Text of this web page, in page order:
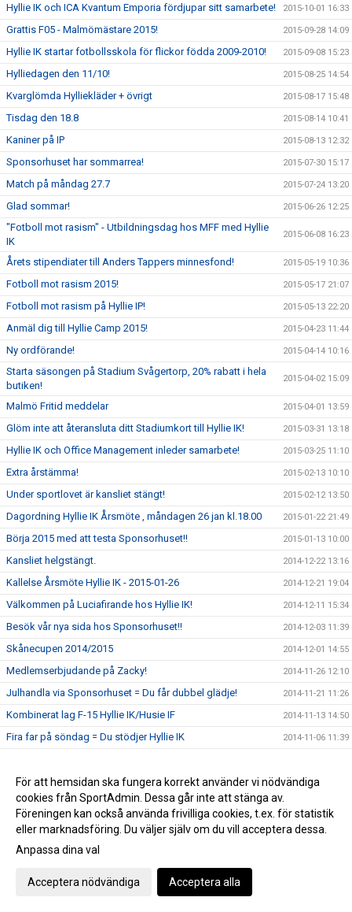
Hyllie IK och ICA Kvantum Emporia fördjupar sitt samarbete! 2015-10-01 16:33
Grattis F05 - Malmömästare 2015! 2015-09-28 14:09
Hyllie IK startar fotbollsskola för flickor födda 2009-2010! 2015-09-08 15:23
Hylliedagen den 11/10! 2015-08-25 14:54
Kvarglömda Hylliekläder + övrigt 2015-08-17 15:48
Tisdag den 18.8 2015-08-14 10:41
Kaniner på IP 2015-08-13 12:32
Sponsorhuset har sommarrea! 2015-07-30 15:17
Match på måndag 27.7 2015-07-24 13:20
Glad sommar! 2015-06-26 12:25
"Fotboll mot rasism" - Utbildningsdag hos MFF med Hyllie
IK
2015-06-08 16:23
Årets stipendiater till Anders Tappers minnesfond! 2015-05-19 10:36
Fotboll mot rasism 2015! 2015-05-17 21:07
Fotboll mot rasism på Hyllie IP! 2015-05-13 22:20
Anmäl dig till Hyllie Camp 2015! 2015-04-23 11:44
Ny ordförande! 2015-04-14 10:16
Starta säsongen på Stadium Svågertorp, 20% rabatt i hela
butiken!
2015-04-02 15:09
Malmö Fritid meddelar 2015-04-01 13:59
Glöm inte att återansluta ditt Stadiumkort till Hyllie IK! 2015-03-31 13:18
Hyllie IK och Office Management inleder samarbete! 2015-03-25 11:10
Extra årstämma! 2015-02-13 10:10
Under sportlovet är kansliet stängt! 2015-02-12 13:50
Dagordning Hyllie IK Årsmöte , måndagen 26 jan kl.18.00 2015-01-22 21:49
Börja 2015 med att testa Sponsorhuset!! 2015-01-13 10:00
Kansliet helgstängt. 2014-12-22 13:16
Kallelse Årsmöte Hyllie IK - 2015-01-26 2014-12-21 19:04
Välkommen på Luciafirande hos Hyllie IK! 2014-12-11 15:34
Besök vår nya sida hos Sponsorhuset!! 2014-12-03 11:39
Skånecupen 2014/2015 2014-12-01 14:55
Medlemserbjudande på Zacky! 2014-11-26 12:10
Julhandla via Sponsorhuset = Du får dubbel glädje! 2014-11-21 11:26
Kombinerat lag F-15 Hyllie IK/Husie IF 2014-11-13 14:50
Fira far på söndag = Du stödjer Hyllie IK 2014-11-06 11:39
Höstlov! 2014-10-28 16:54
Vinstbiljetter MFF-BP ikväll (10/15 st) 2014-10-27 11:10
Följ vårt U19-lag i kvalet till SvFF U19-serie! 2014-10-24 11:47
Dragning Hyllielotteriet 2014
Inför höstlovet - REA hos Hotels.com
För att hemsidan ska fungera korrekt använder vi nödvändiga
cookies från SportAdmin. Dessa går inte att stänga av.
Föreningen kan också använda frivilliga cookies, t.ex. för statistik
eller marknadsföring. Du väljer själv om du vill acceptera dessa.
Anpassa dina val
Acceptera nödvändiga Acceptera alla